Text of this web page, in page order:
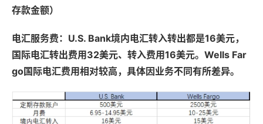
存款金额）
电汇服务费：U.S. Bank境内电汇转入转出都是16美元，
国际电汇转出费用32美元、转入费用16美元。Wells Far
go国际电汇费用相对较高，具体因业务不同有所差异。